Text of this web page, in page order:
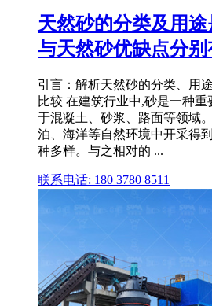
天然砂的分类及用
与天然砂优缺点分别
引言：解析天然砂的分类、用
比较 在建筑行业中,砂是一种重
于混凝土、砂浆、路面等领域
泊、海洋等自然环境中开采得
种多样。与之相对的 ...
联系电话: 180 3780 8511